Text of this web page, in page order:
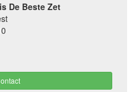
De Beste Zet